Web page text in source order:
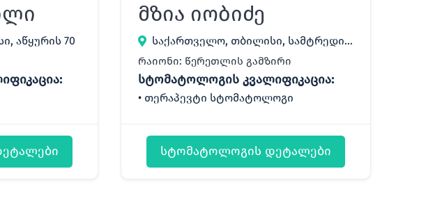
აწყურის 70
მზია იობიძე
საქართველო, თბილისი, სამტრედიის 17
რაიონი: წერეთლის გამზირი
სტომატოლოგის კვალიფიკაცია:
თერაპევტი სტომატოლოგი
სტომატოლოგის დეტალები